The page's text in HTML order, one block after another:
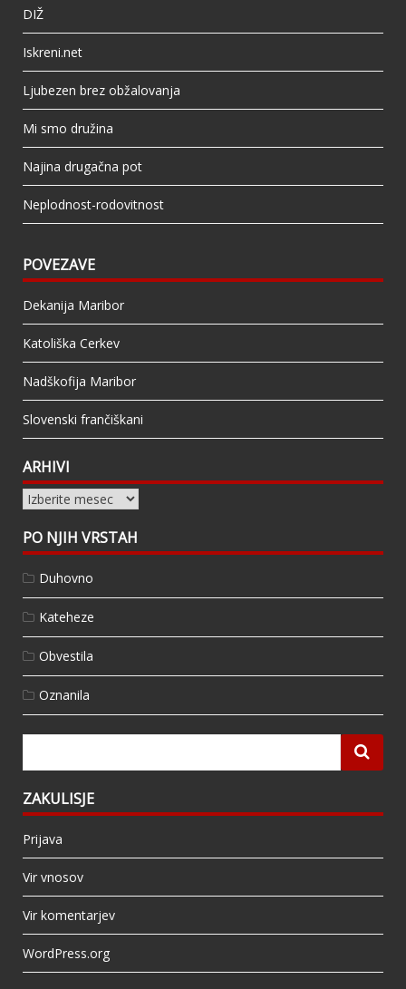
DIŽ
Iskreni.net
Ljubezen brez obžalovanja
Mi smo družina
Najina drugačna pot
Neplodnost-rodovitnost
POVEZAVE
Dekanija Maribor
Katoliška Cerkev
Nadškofija Maribor
Slovenski frančiškani
ARHIVI
Arhivi
PO NJIH VRSTAH
Duhovno
Kateheze
Obvestila
Oznanila
ZAKULISJE
Prijava
Vir vnosov
Vir komentarjev
WordPress.org